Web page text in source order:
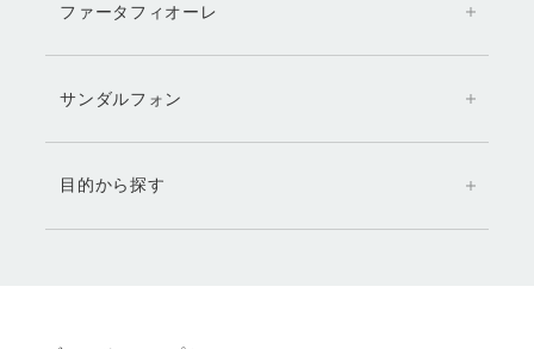
ファータフィオーレ
サンダルフォン
目的から探す